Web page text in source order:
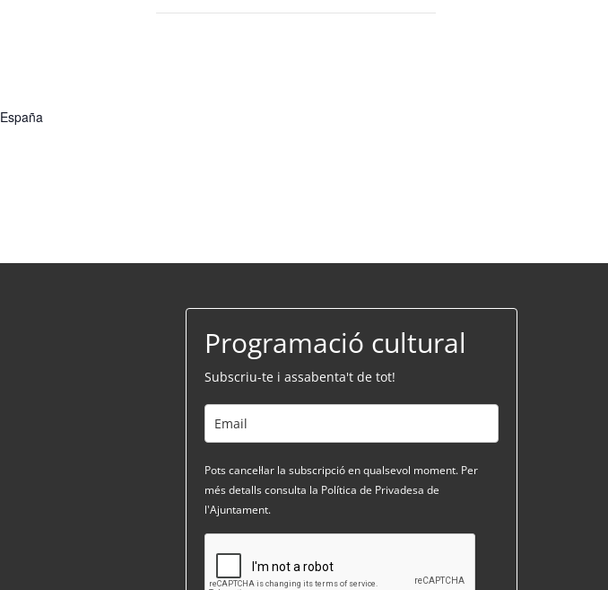
España
Programació cultural
Subscriu-te i assabenta't de tot!
Pots cancel·lar la subscripció en qualsevol moment. Per
més detalls consulta la Política de Privadesa de
l'Ajuntament.